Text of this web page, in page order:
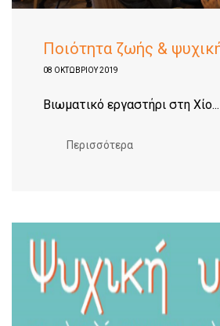
Ποιότητα ζωής &
08 ΟΚΤΩΒΡΊΟΥ 2019
Βιωματικό εργαστήρι στη Χίο...
Περισσότερα